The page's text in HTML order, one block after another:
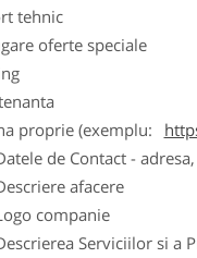
tehnic
oferte speciale
proprie (exemplu:
de Contact - adresa,
afacere
companie
Serviciilor si a